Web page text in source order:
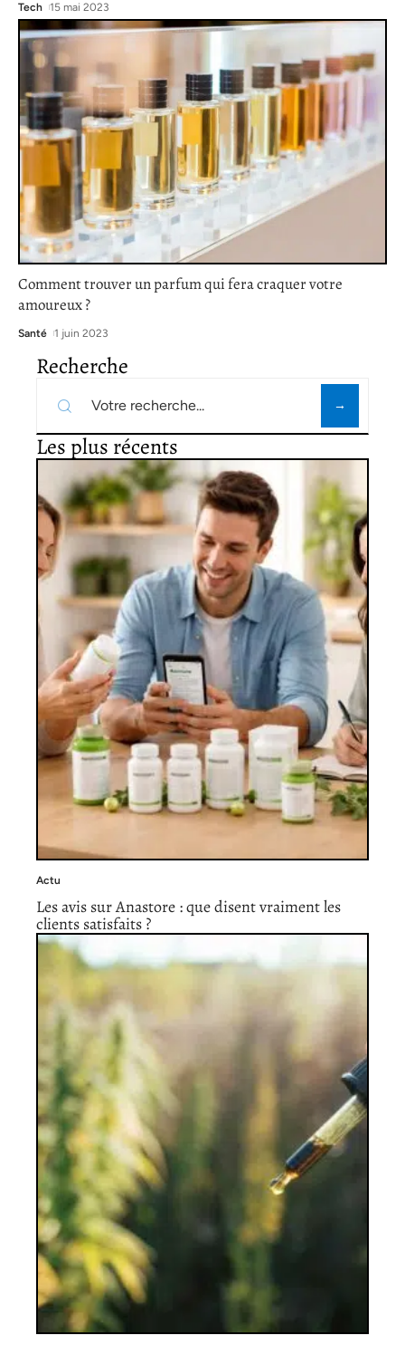
Tech 15 mai 2023
Comment trouver un parfum qui fera craquer votre
amoureux ?
Santé 1 juin 2023
Recherche
Les plus récents
Actu
Les avis sur Anastore : que disent vraiment les
clients satisfaits ?